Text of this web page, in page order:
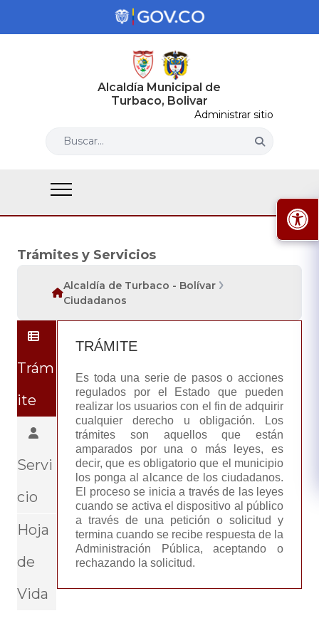
Alcaldía Municipal de
Turbaco, Bolivar
Administrar sitio
Buscar...
Trámites y Servicios
Alcaldía de Turbaco - Bolívar
Ciudadanos
Trám
ite
Servi
cio
Hoja
de
Vida
TRÁMITE
Es toda una serie de pasos o acciones
regulados por el Estado que pueden
realizar los usuarios con el fin de adquirir
cualquier derecho u obligación. Los
trámites son aquellos que están
amparados por una o más leyes, es
decir, que es obligatorio que el municipio
los ponga al alcance de los ciudadanos.
El proceso se inicia a través de las leyes
cuando se activa el dispositivo al público
a través de una petición o solicitud y
termina cuando se recibe respuesta de la
Administración Pública, aceptando o
rechazando la solicitud.